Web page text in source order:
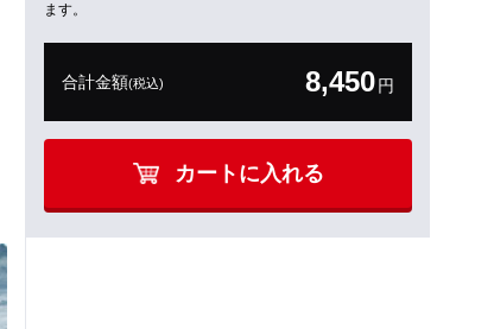
ます。
合計金額(税込) 8,450円
カートに入れる